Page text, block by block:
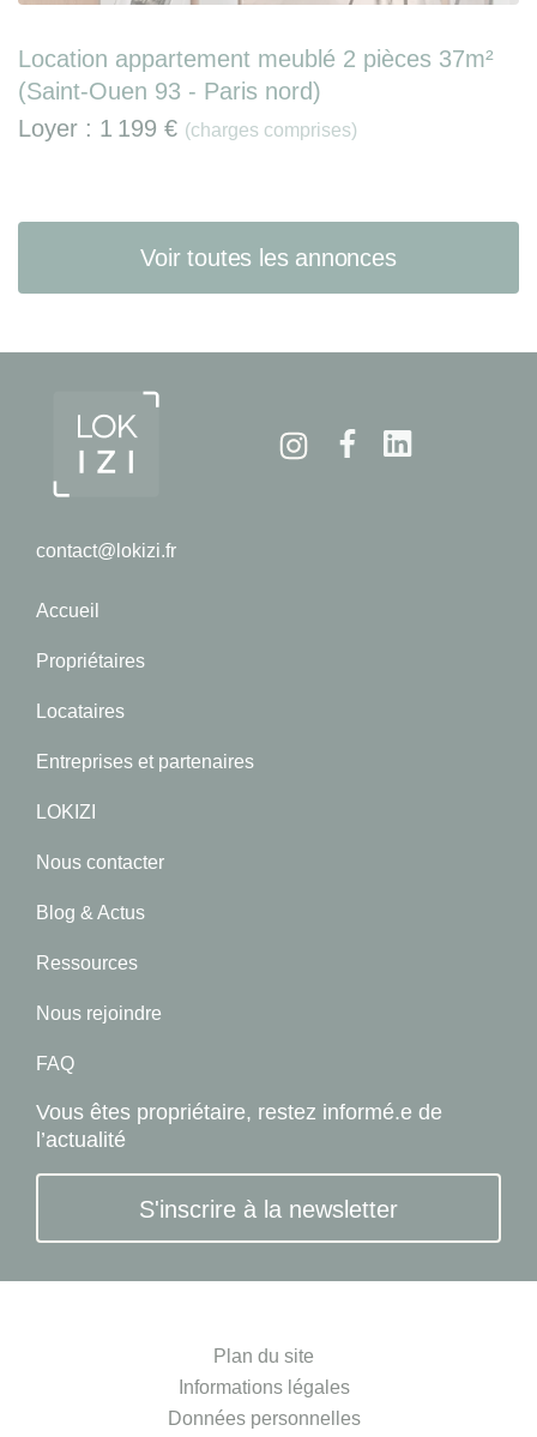
Location appartement meublé 2 pièces 37m²
(Saint-Ouen 93 - Paris nord)
Loyer : 1 199 € (charges comprises)
Voir toutes les annonces
contact@lokizi.fr
InstagramFacebook
Accueil
Propriétaires
Locataires
Entreprises et partenaires
LOKIZI
Nous contacter
Blog & Actus
Ressources
Nous rejoindre
FAQ
Vous êtes propriétaire, restez informé.e de
l’actualité
S'inscrire à la newsletter
Plan du site
Informations légales
Données personnelles